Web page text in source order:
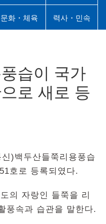
문화・체육 력사・민속
습이 국가
로 새로 등
)백두산들쭉리용풍습
호로 등록되였다.
의 자랑인 들쭉을 리
풍속과 습관을 말한다.